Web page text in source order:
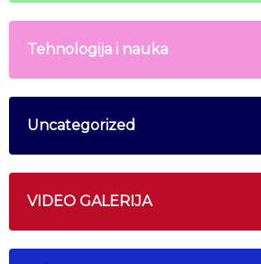
Tehnologija i nauka
Uncategorized
VIDEO GALERIJA